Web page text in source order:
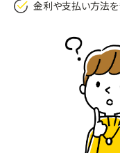
金利や支払い方法を